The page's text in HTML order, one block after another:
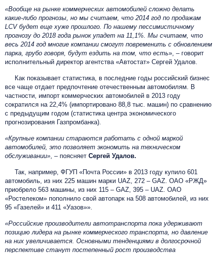
«Вообще на рынке коммерческих автомобилей сложно делать
какие-либо прогнозы, но мы считаем, что 2014 год по продажам
LCV будет еще хуже прошлого. По нашему пессимистичному
прогнозу до 2018 года рынок упадет на 11,1%. Мы считаем, что
весь 2014 год многие компании смогут повременить с обновлением
парка, грубо говоря, будут ездить на том, что есть», – говорит
исполнительный директор агентства «Автостат» Сергей Удалов.
Как показывает статистика, в последние годы российский бизнес
все чаще отдает предпочтение отечественным автомобилям. В
частности, импорт коммерческих автомобилей в 2013 году
сократился на 22,4% (импортировано 88,8 тыс. машин) по сравнению
с предыдущим годом (статистика центра экономического
прогнозирования Газпромбанка).
«Крупные компании стараются работать с одной маркой
автомобилей, это позволяет экономить на техническом
обслуживании» , – поясняет Сергей Удалов.
Так, например, ФГУП «Почта России» в 2013 году купило 601
автомобиль, из них 225 машин марки UAZ, 272 – GAZ. ОАО «РЖД»
приобрело 563 машины, из них 115 – GAZ, 395 – UAZ. ОАО
«Ростелеком» пополнило свой автопарк на 508 автомобилей, из них
95 «Газелей» и 411 «Уазов»».
«Российские производители автотранспорта пока удерживают
позицию лидера на рынке коммерческого транспорта, но давление
на них увеличивается. Основными тенденциями в долгосрочной
перспективе станут постепенный рост производства